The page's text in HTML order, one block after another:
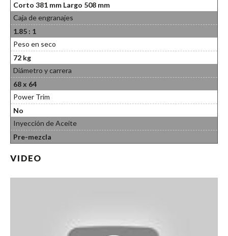
Corto 381 mm Largo 508 mm
Caja de engranajes
1.85 : 1
Peso en seco
72 kg
Diámetro y carrera
68 x 64
Power Trim
No
Inyección de Aceite
Pre-mezcla
VIDEO